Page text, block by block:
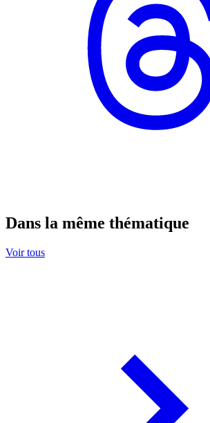
Dans la même thématique
Voir tous